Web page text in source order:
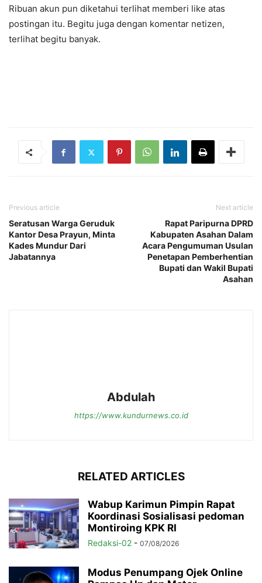
Ribuan akun pun diketahui terlihat memberi like atas
postingan itu. Begitu juga dengan komentar netizen,
terlihat begitu banyak.
Previous article
Seratusan Warga Geruduk
Kantor Desa Prayun, Minta
Kades Mundur Dari
Jabatannya
Next article
Rapat Paripurna DPRD
Kabupaten Asahan Dalam
Acara Pengumuman Usulan
Penetapan Pemberhentian
Bupati dan Wakil Bupati
Asahan
Abdulah
https://www.kundurnews.co.id
RELATED ARTICLES
Wabup Karimun Pimpin Rapat
Koordinasi Sosialisasi pedoman
Montiroing KPK RI
Redaksi-02 - 07/08/2026
Modus Penumpang Ojek Online